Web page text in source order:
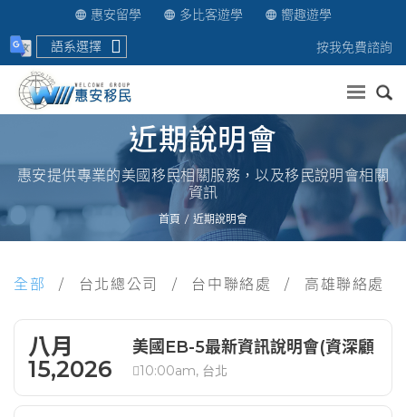
惠安留學 多比客遊學
嚮趣遊學
語系選擇
按我免費諮詢
送出
近期說明會
惠安提供專業的美國移民相關服務，以及移民說明會相關
資訊
首頁 近期說明會
全部 台北總公司 台中聯絡處 高雄聯絡處
八月
15,2026
美國EB-5最新資訊說明會(資深顧
問解析)
10:00am, 台北